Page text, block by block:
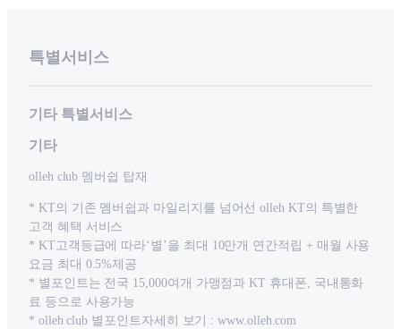
특별서비스
기타 특별서비스
기타
olleh club 멤버쉽 탑재
* KT의 기존 멤버쉽과 마일리지를 넘어선 olleh KT의 특별한
고객 혜택 서비스
* KT고객등급에 따라‘별’을 최대 10만개 연간적립 + 매월 사용
요금 최대 0.5%제공
* 별포인트는 전국 15,000여개 가맹점과 KT 휴대폰, 국내통화
료 등으로 사용가능
* olleh club 별포인트자세히 보기 : www.olleh.com